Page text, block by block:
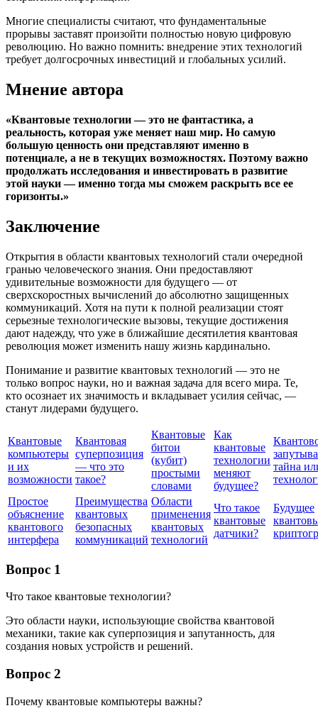
Многие специалисты считают, что фундаментальные
прорывы заставят произойти полностью новую цифровую
революцию. Но важно помнить: внедрение этих технологий
требует долгосрочных инвестиций и глобальных усилий.
Мнение автора
«Квантовые технологии — это не фантастика, а
реальность, которая уже меняет наш мир. Но самую
большую ценность они представляют именно в
потенциале, а не в текущих возможностях. Поэтому важно
продолжать исследования и инвестировать в развитие
этой науки — именно тогда мы сможем раскрыть все ее
горизонты.»
Заключение
Открытия в области квантовых технологий стали очередной
гранью человеческого знания. Они предоставляют
удивительные возможности для будущего — от
сверхскоростных вычислений до абсолютно защищенных
коммуникаций. Хотя на пути к полной реализации стоят
серьезные технологические вызовы, текущие достижения
дают надежду, что уже в ближайшие десятилетия квантовая
революция может изменить нашу жизнь кардинально.
Понимание и развитие квантовых технологий — это не
только вопрос науки, но и важная задача для всего мира. Те,
кто осознает их значимость и вкладывает усилия сейчас, —
станут лидерами будущего.
Квантовые
компьютеры
и их
возможности
Квантовая
суперпозиция
— что это
такое?
Квантовые
битои
(кубит)
простыми
словами
Как
квантовые
технологии
меняют
будущее?
тайна
Простое
объяснение
квантового
интерфера
Преимущества
квантовых
безопасных
коммуникаций
Области
применения
квантовых
технологий
Что такое
квантовые
датчики?
Будущее
Вопрос 1
Что такое квантовые технологии?
Это области науки, использующие свойства квантовой
механики, такие как суперпозиция и запутанность, для
создания новых устройств и решений.
Вопрос 2
Почему квантовые компьютеры важны?